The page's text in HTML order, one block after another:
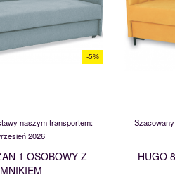
-5%
naszym transportem:
2026
1 OSOBOWY Z
HUGO